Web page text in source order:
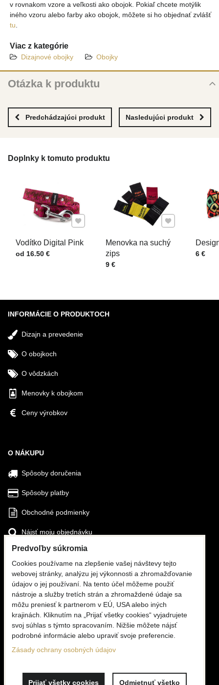
v rovnakom vzore a veľkosti ako obojok. Pokiaľ chcete motýlik
iného vzoru alebo farby ako obojok, môžete si ho objednať zvlášť
tu
Viac z kategórie
Dizajnové obojky Obojky
Otázka k produktu
MENO
VAŠA OTÁZKA K PRODUKTU
Predchádzajúci produkt Nasledujúci produkt
Doplnky k tomuto produktu
Vodítko Digital Pink
Cena s DPH
od 16.50 €
Pridať k Obľúbeným
Menovka na suchý
zips
Cena s DPH
9 €
Pridať k
Cena s
6 €
INFORMÁCIE O PRODUKTOCH
Dizajn a prevedenie
O obojkoch
O vôdzkách
Menovky k obojkom
Ceny výrobkov
O NÁKUPU
Spôsoby doručenia
Spôsoby platby
Obchodné podmienky
Nájsť moju objednávku
SLEDUJTE NÁS
Facebook
Instagram
KONTAKTY
☎+420 776 806 676 (PO - PI, 6 - 16:00)
Predvoľby súkromia
Cookies používame na zlepšenie vašej návštevy tejto
webovej stránky, analýzu jej výkonnosti a zhromažďovanie
údajov o jej používaní. Na tento účel môžeme použiť
nástroje a služby tretích strán a zhromaždené údaje sa
môžu preniesť k partnerom v EÚ, USA alebo iných
krajinách. Kliknutím na „Prijať všetky cookies“ vyjadrujete
svoj súhlas s týmto spracovaním. Nižšie môžete nájsť
podrobné informácie alebo upraviť svoje preferencie.
Zásady ochrany osobných údajov
Prijať všetky cookies Odmietnuť všetko